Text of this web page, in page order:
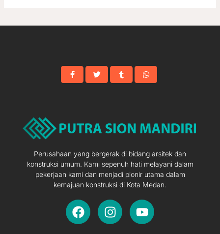
Perusahaan yang bergerak di bidang arsitek dan
konstruksi umum. Kami sepenuh hati melayani dalam
pekerjaan kami dan menjadi pionir utama dalam
kemajuan konstruksi di Kota Medan.
F
a
I
n
Y
o